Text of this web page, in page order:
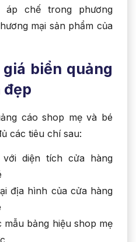
áp chế trong phương
mại sản phẩm của
biển quảng
đẹp
cáo shop mẹ và bé
các tiêu chí sau:
diện tích cửa hàng
địa hình của cửa hàng
mẫu bảng hiệu shop mẹ